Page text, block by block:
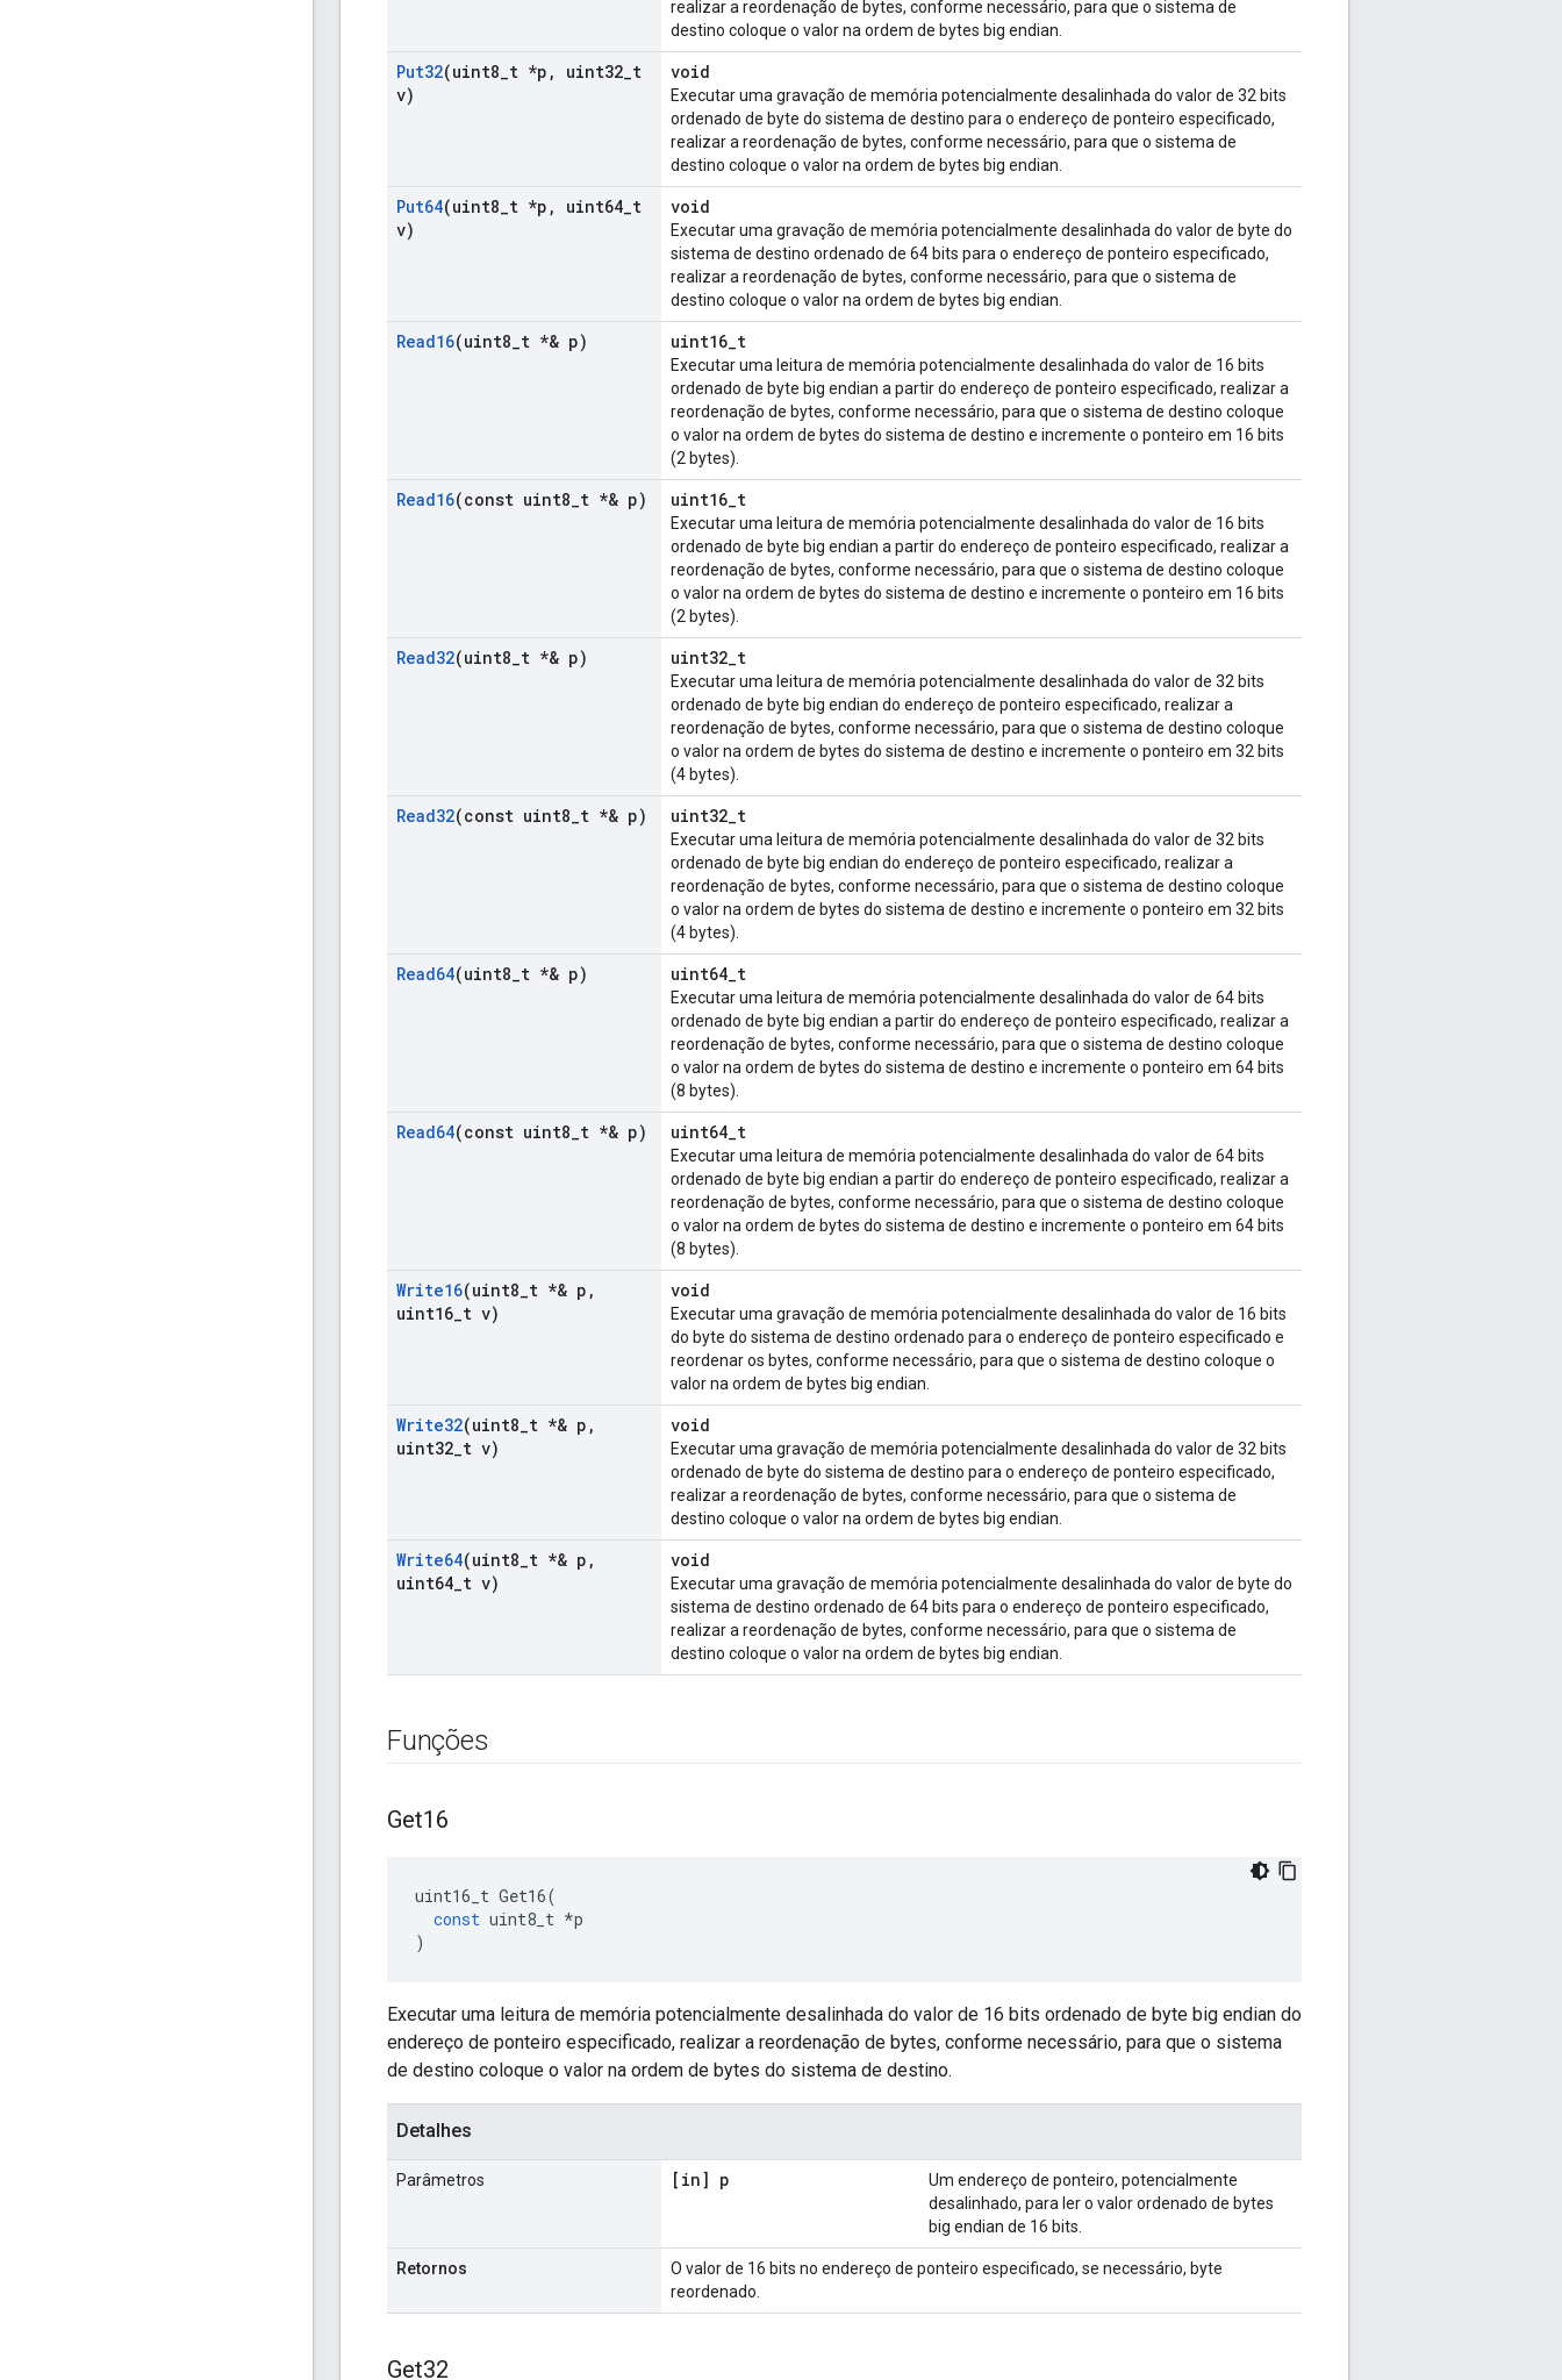
realizar a reordenação de bytes, conforme necessário, para que o sistema de
destino coloque o valor na ordem de bytes big endian.
Put32(uint8 t *p , uint32 t
v)
void
Executar uma gravação de memória potencialmente desalinhada do valor de 32 bits
ordenado de byte do sistema de destino para o endereço de ponteiro especificado,
realizar a reordenação de bytes, conforme necessário, para que o sistema de
destino coloque o valor na ordem de bytes big endian.
Put64(uint8 t *p , uint64 t
v)
void
Executar uma gravação de memória potencialmente desalinhada do valor de byte do
sistema de destino ordenado de 64 bits para o endereço de ponteiro especificado,
realizar a reordenação de bytes, conforme necessário, para que o sistema de
destino coloque o valor na ordem de bytes big endian.
Read16(uint8 t *& p) uint16_t
Executar uma leitura de memória potencialmente desalinhada do valor de 16 bits
ordenado de byte big endian a partir do endereço de ponteiro especificado, realizar a
reordenação de bytes, conforme necessário, para que o sistema de destino coloque
o valor na ordem de bytes do sistema de destino e incremente o ponteiro em 16 bits
(2 bytes).
Read16(const uint8 t *& p) uint16_t
Executar uma leitura de memória potencialmente desalinhada do valor de 16 bits
ordenado de byte big endian a partir do endereço de ponteiro especificado, realizar a
reordenação de bytes, conforme necessário, para que o sistema de destino coloque
o valor na ordem de bytes do sistema de destino e incremente o ponteiro em 16 bits
(2 bytes).
Read32(uint8 t *& p) uint32_t
Executar uma leitura de memória potencialmente desalinhada do valor de 32 bits
ordenado de byte big endian do endereço de ponteiro especificado, realizar a
reordenação de bytes, conforme necessário, para que o sistema de destino coloque
o valor na ordem de bytes do sistema de destino e incremente o ponteiro em 32 bits
(4 bytes).
Read32(const uint8 t *& p) uint32_t
Executar uma leitura de memória potencialmente desalinhada do valor de 32 bits
ordenado de byte big endian do endereço de ponteiro especificado, realizar a
reordenação de bytes, conforme necessário, para que o sistema de destino coloque
o valor na ordem de bytes do sistema de destino e incremente o ponteiro em 32 bits
(4 bytes).
Read64(uint8 t *& p) uint64_t
Executar uma leitura de memória potencialmente desalinhada do valor de 64 bits
ordenado de byte big endian a partir do endereço de ponteiro especificado, realizar a
reordenação de bytes, conforme necessário, para que o sistema de destino coloque
o valor na ordem de bytes do sistema de destino e incremente o ponteiro em 64 bits
(8 bytes).
Read64(const uint8 t *& p) uint64_t
Executar uma leitura de memória potencialmente desalinhada do valor de 64 bits
ordenado de byte big endian a partir do endereço de ponteiro especificado, realizar a
reordenação de bytes, conforme necessário, para que o sistema de destino coloque
o valor na ordem de bytes do sistema de destino e incremente o ponteiro em 64 bits
(8 bytes).
Write16(uint8 t *& p ,
uint16 t v)
void
Executar uma gravação de memória potencialmente desalinhada do valor de 16 bits
do byte do sistema de destino ordenado para o endereço de ponteiro especificado e
reordenar os bytes, conforme necessário, para que o sistema de destino coloque o
valor na ordem de bytes big endian.
Write32(uint8 t *& p ,
uint32 t v)
void
Executar uma gravação de memória potencialmente desalinhada do valor de 32 bits
ordenado de byte do sistema de destino para o endereço de ponteiro especificado,
realizar a reordenação de bytes, conforme necessário, para que o sistema de
destino coloque o valor na ordem de bytes big endian.
Write64(uint8 t *& p ,
uint64 t v)
void
Executar uma gravação de memória potencialmente desalinhada do valor de byte do
sistema de destino ordenado de 64 bits para o endereço de ponteiro especificado,
realizar a reordenação de bytes, conforme necessário, para que o sistema de
destino coloque o valor na ordem de bytes big endian.
Funções
Get16
uint16_t Get16(
const uint8_t *p
)
Executar uma leitura de memória potencialmente desalinhada do valor de 16 bits ordenado de byte big endian do
endereço de ponteiro especificado, realizar a reordenação de bytes, conforme necessário, para que o sistema
de destino coloque o valor na ordem de bytes do sistema de destino.
Detalhes
Parâmetros [in] p
Um endereço de ponteiro, potencialmente
desalinhado, para ler o valor ordenado de bytes
big endian de 16 bits.
Retornos
O valor de 16 bits no endereço de ponteiro especificado, se necessário, byte
reordenado.
Get32